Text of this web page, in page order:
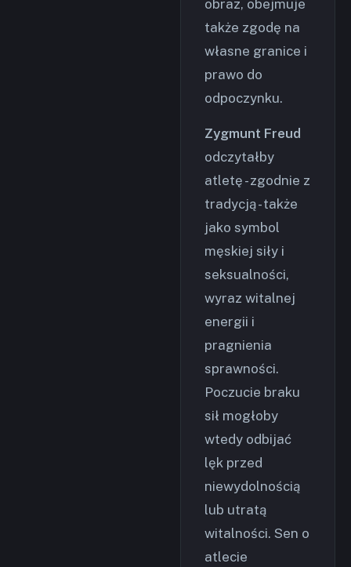
obraz, obejmuje
także zgodę na
własne granice i
prawo do
odpoczynku.
Zygmunt Freud
odczytałby
atletę - zgodnie z
tradycją - także
jako symbol
męskiej siły i
seksualności,
wyraz witalnej
energii i
pragnienia
sprawności.
Poczucie braku
sił mogłoby
wtedy odbijać
lęk przed
niewydolnością
lub utratą
witalności. Sen o
atlecie